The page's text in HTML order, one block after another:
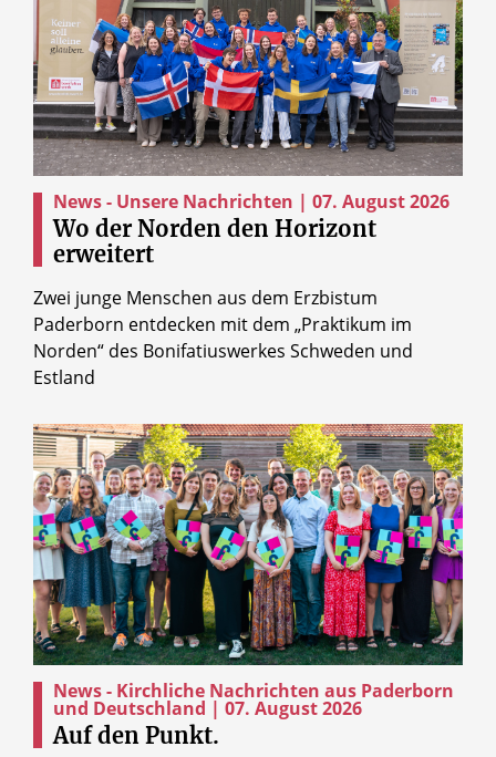
News - Unsere Nachrichten | 07. August 2026
Wo der Norden den Horizont
erweitert
Zwei junge Menschen aus dem Erzbistum
Paderborn entdecken mit dem „Praktikum im
Norden“ des Bonifatiuswerkes Schweden und
Estland
News - Kirchliche Nachrichten aus Paderborn
und Deutschland | 07. August 2026
Auf den Punkt.